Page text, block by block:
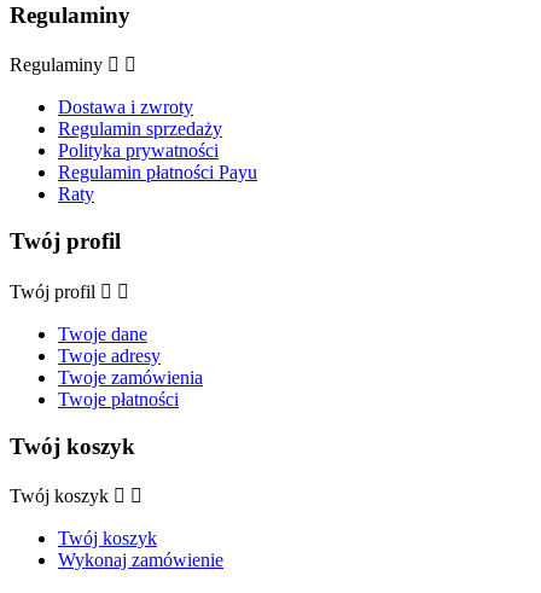
Regulaminy
Regulaminy  
Dostawa i zwroty
Regulamin sprzedaży
Polityka prywatności
Regulamin płatności Payu
Raty
Twój profil
Twój profil  
Twoje dane
Twoje adresy
Twoje zamówienia
Twoje płatności
Twój koszyk
Twój koszyk  
Twój koszyk
Wykonaj zamówienie